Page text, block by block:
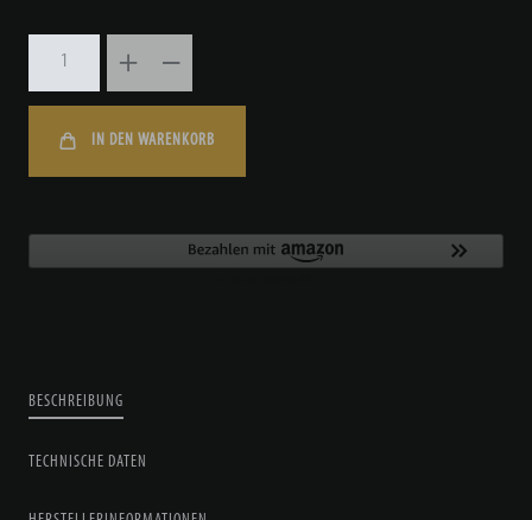
IN DEN WARENKORB
BESCHREIBUNG
TECHNISCHE DATEN